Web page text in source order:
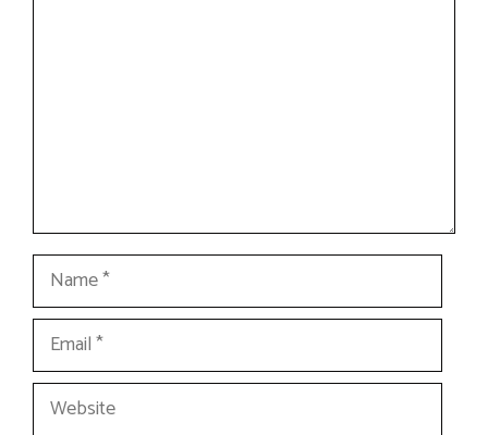
Name
Email
Website